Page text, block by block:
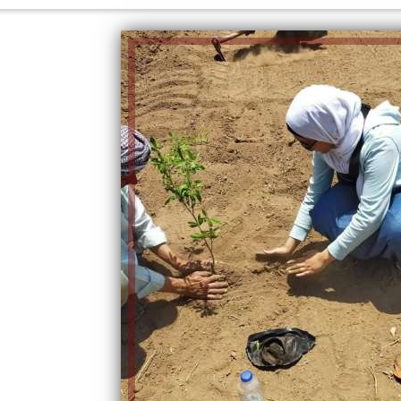
إلهام شرشر تكتب: دي مبقتش كورة..
الكاتبة إلهام شرشر تهنئ الرئيس
السيسي بعيد ميلاده وتُشيد بجهوده
في بناء الدولة